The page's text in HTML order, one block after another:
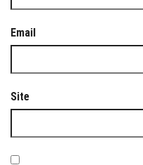
Email
Site